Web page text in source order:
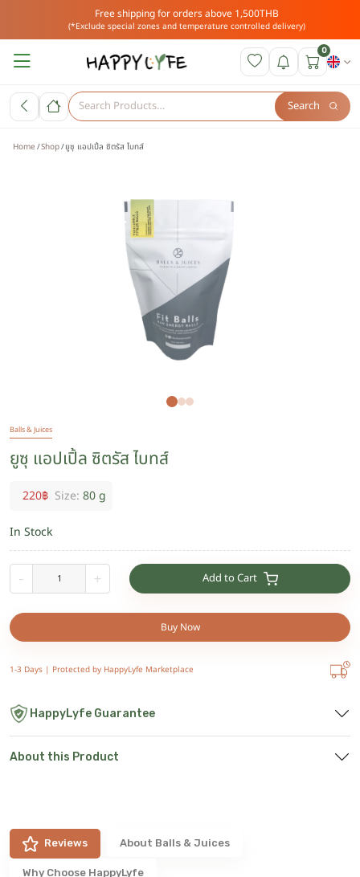
Free shipping for orders above 1,500THB
(*Exclude special zones and temperature controlled delivery)
0
Search
Home Shop ยูซุ แอปเปิ้ล ซิตรัส ไบทส์
Balls & Juices
ยูซุ แอปเปิ้ล ซิตรัส ไบทส์
220฿ Size: 80 g
In Stock
- + Add to Cart
Buy Now
1-3 Days | Protected by HappyLyfe Marketplace
HappyLyfe Guarantee
About this Product
Reviews About Balls & Juices
Why Choose HappyLyfe